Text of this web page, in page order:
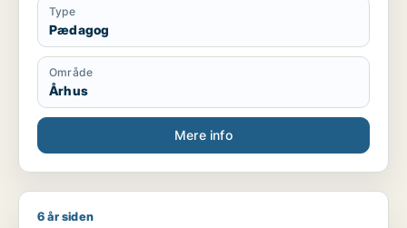
Type
Pædagog
Område
Århus
Mere info
Jette søger job som lærer / pædagog / voksenunderviser
6 år siden